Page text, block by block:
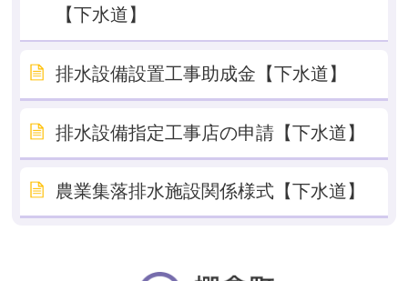
【下水道】
排水設備設置工事助成金【下水道】
排水設備指定工事店の申請【下水道】
農業集落排水施設関係様式【下水道】